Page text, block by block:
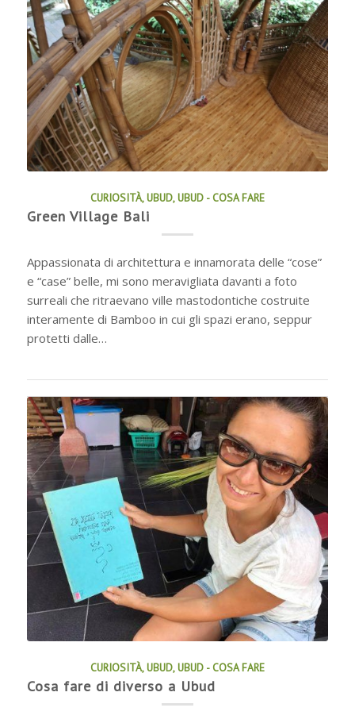
CURIOSITÀ,UBUD,UBUD - COSA FARE
Green Village Bali
Appassionata di architettura e innamorata delle “cose”
e “case” belle, mi sono meravigliata davanti a foto
surreali che ritraevano ville mastodontiche costruite
interamente di Bamboo in cui gli spazi erano, seppur
protetti dalle…
CURIOSITÀ,UBUD,UBUD - COSA FARE
Cosa fare di diverso a Ubud